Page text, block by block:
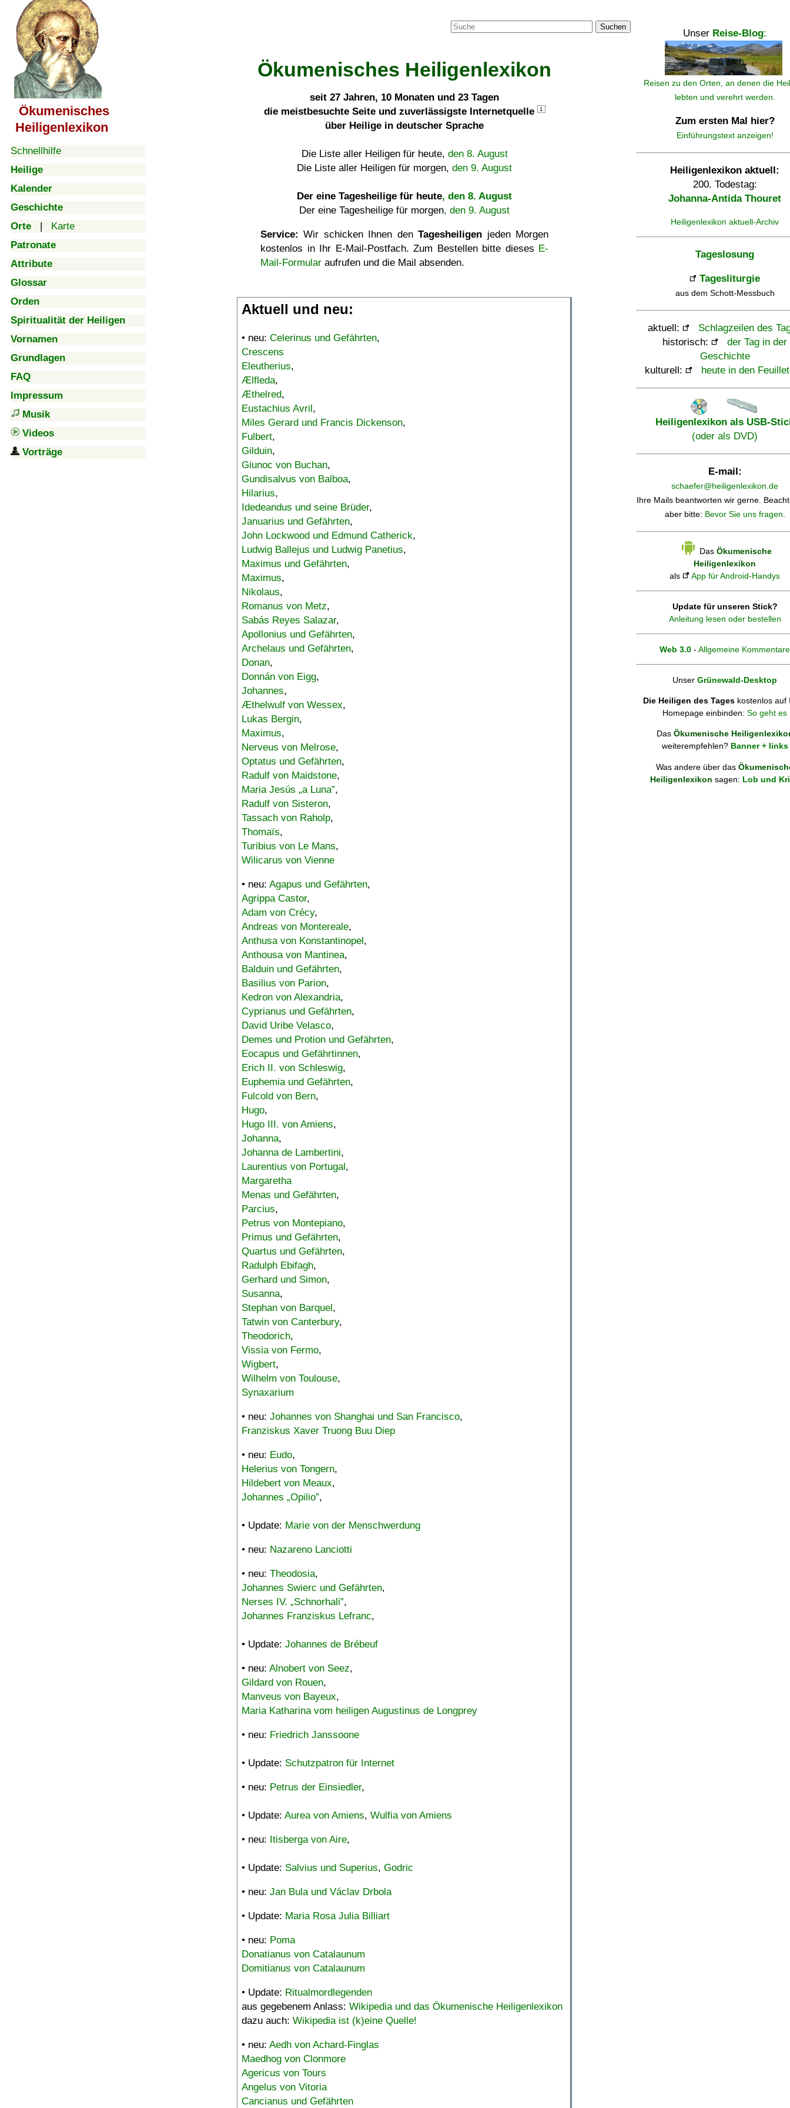
Ökumenisches
Heiligenlexikon
Schnellhilfe
Heilige
Kalender
Geschichte
Orte | Karte
Patronate
Attribute
Glossar
Orden
Spiritualität der Heiligen
Vornamen
Grundlagen
FAQ
Impressum
Musik
Videos
Vorträge
Suchen
Ökumenisches Heiligenlexikon
seit 27 Jahren, 10 Monaten und 23 Tagen
die meistbesuchte Seite und zuverlässigste Internetquelle
1
über Heilige in deutscher Sprache
Die Liste aller Heiligen für heute, den 8. August
Die Liste aller Heiligen für morgen, den 9. August
Der eine Tagesheilige für heute, den 8. August
Der eine Tagesheilige für morgen, den 9. August
Service: Wir schicken Ihnen denTagesheiligen jeden Morgen
kostenlos in Ihr E-Mail-Postfach. Zum Bestellen bitte dieses E-
Mail-Formular aufrufen und die Mail absenden.
Aktuell und neu:
• neu: Celerinus und Gefährten,
Crescens
Eleutherius,
Ælfleda,
Æthelred,
Eustachius Avril,
Miles Gerard und Francis Dickenson,
Fulbert,
Gilduin,
Giunoc von Buchan,
Gundisalvus von Balboa,
Hilarius,
Idedeandus und seine Brüder,
Januarius und Gefährten,
John Lockwood und Edmund Catherick,
Ludwig Ballejus und Ludwig Panetius,
Maximus und Gefährten,
Maximus,
Nikolaus,
Romanus von Metz,
Sabás Reyes Salazar,
Apollonius und Gefährten,
Archelaus und Gefährten,
Donan,
Donnán von Eigg,
Johannes,
Æthelwulf von Wessex,
Lukas Bergin,
Maximus,
Nerveus von Melrose,
Optatus und Gefährten,
Radulf von Maidstone,
Maria Jesús „a Luna”,
Radulf von Sisteron,
Tassach von Raholp,
Thomaïs,
Turibius von Le Mans,
Wilicarus von Vienne
• neu: Agapus und Gefährten,
Agrippa Castor,
Adam von Crécy,
Andreas von Montereale,
Anthusa von Konstantinopel,
Anthousa von Mantinea,
Balduin und Gefährten,
Basilius von Parion,
Kedron von Alexandria,
Cyprianus und Gefährten,
David Uribe Velasco,
Demes und Protion und Gefährten,
Eocapus und Gefährtinnen,
Erich II. von Schleswig,
Euphemia und Gefährten,
Fulcold von Bern,
Hugo,
Hugo III. von Amiens,
Johanna,
Johanna de Lambertini,
Laurentius von Portugal,
Margaretha
Menas und Gefährten,
Parcius,
Petrus von Montepiano,
Primus und Gefährten,
Quartus und Gefährten,
Radulph Ebifagh,
Gerhard und Simon,
Susanna,
Stephan von Barquel,
Tatwin von Canterbury,
Theodorich,
Vissia von Fermo,
Wigbert,
Wilhelm von Toulouse,
Synaxarium
• neu: Johannes von Shanghai und San Francisco,
Franziskus Xaver Truong Buu Diep
• neu: Eudo,
Helerius von Tongern,
Hildebert von Meaux,
Johannes „Opilio”,
• Update: Marie von der Menschwerdung
• neu: Nazareno Lanciotti
• neu: Theodosia,
Johannes Swierc und Gefährten,
Nerses IV. „Schnorhali”,
Johannes Franziskus Lefranc,
• Update: Johannes de Brébeuf
• neu: Alnobert von Seez,
Gildard von Rouen,
Manveus von Bayeux,
Maria Katharina vom heiligen Augustinus de Longprey
• neu: Friedrich Janssoone
• Update: Schutzpatron für Internet
• neu: Petrus der Einsiedler,
• Update: Aurea von Amiens, Wulfia von Amiens
• neu: Itisberga von Aire,
• Update: Salvius und Superius, Godric
• neu: Jan Bula und Václav Drbola
• Update: Maria Rosa Julia Billiart
• neu: Poma
Donatianus von Catalaunum
Domitianus von Catalaunum
• Update: Ritualmordlegenden
aus gegebenem Anlass: Wikipedia und das Ökumenische Heiligenlexikon
dazu auch: Wikipedia ist (k)eine Quelle!
• neu: Aedh von Achard-Finglas
Maedhog von Clonmore
Agericus von Tours
Angelus von Vitoria
Cancianus und Gefährten
Unser Reise-Blog:
Reisen zu den Orten, an denen die
lebten und verehrt werden.
Zum ersten Mal hier?
Einführungstext anzeigen!
Heiligenlexikon aktuell:
200. Todestag:
Johanna-Antida Thouret
Heiligenlexikon aktuell-Archiv
Tageslosung
Tagesliturgie
aus dem Schott-Messbuch
aktuell:
Schlagzeilen des
historisch:
der Tag in der
Geschichte
kulturell:
heute in den
Heiligenlexikon als USB-
(oder als DVD)
E-mail:
schaefer@heiligenlexikon.de
Ihre Mails beantworten wir gerne.
aber bitte: Bevor Sie uns fragen.
Das Ökumenische
Heiligenlexikon
als
App für Android-Handys
Update für unseren Stick?
Anleitung lesen oder bestellen
Web 3.0 - Allgemeine Kommentare
Unser Grünewald-Desktop
Die Heiligen des Tages kostenlos auf
Homepage einbinden: So geht es
Das Ökumenische
weiterempfehlen? Banner + links
Was andere über das
Heiligenlexikon sagen: Lob und